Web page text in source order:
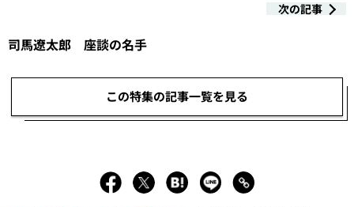
次の記事
司馬遼太郎 座談の名手
この特集の記事一覧を見る